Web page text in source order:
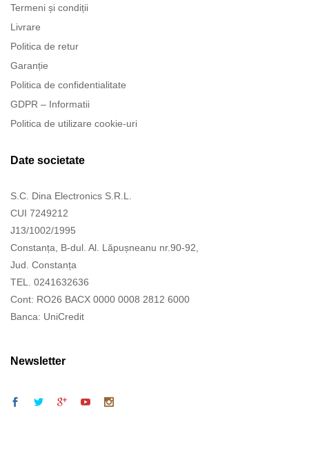
Termeni și condiții
Livrare
Politica de retur
Garanție
Politica de confidentialitate
GDPR – Informatii
Politica de utilizare cookie-uri
Date societate
S.C. Dina Electronics S.R.L.
CUI 7249212
J13/1002/1995
Constanța, B-dul. Al. Lăpușneanu nr.90-92,
Jud. Constanța
TEL. 0241632636
Cont: RO26 BACX 0000 0008 2812 6000
Banca: UniCredit
Newsletter